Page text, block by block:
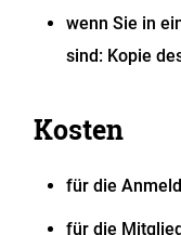
wenn Sie in
sind: Kopie
Kosten
für die
für die